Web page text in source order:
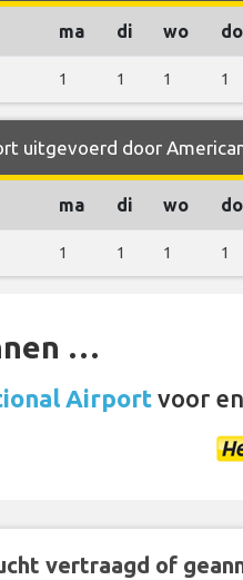
ma di wo do
1 1 1 1
uitgevoerd door
ma di wo do
1 1 1 1
…
Airportvoor
vertraagd of